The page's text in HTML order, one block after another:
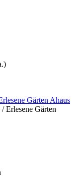
Gärten Ahaus